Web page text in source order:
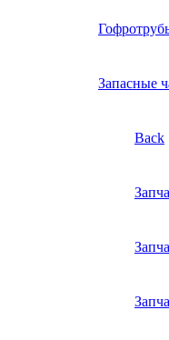
Запасные
Back